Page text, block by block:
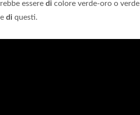
essere di colore verde-oro o verde
di questi.